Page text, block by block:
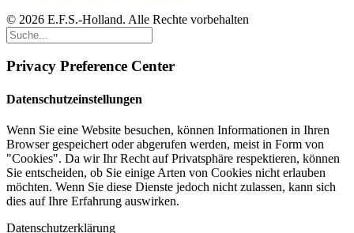
© 2026 E.F.S.-Holland. Alle Rechte vorbehalten
Privacy Preference Center
Datenschutzeinstellungen
Wenn Sie eine Website besuchen, können Informationen in Ihren
Browser gespeichert oder abgerufen werden, meist in Form von
"Cookies". Da wir Ihr Recht auf Privatsphäre respektieren, können
Sie entscheiden, ob Sie einige Arten von Cookies nicht erlauben
möchten. Wenn Sie diese Dienste jedoch nicht zulassen, kann sich
dies auf Ihre Erfahrung auswirken.
Datenschutzerklärung